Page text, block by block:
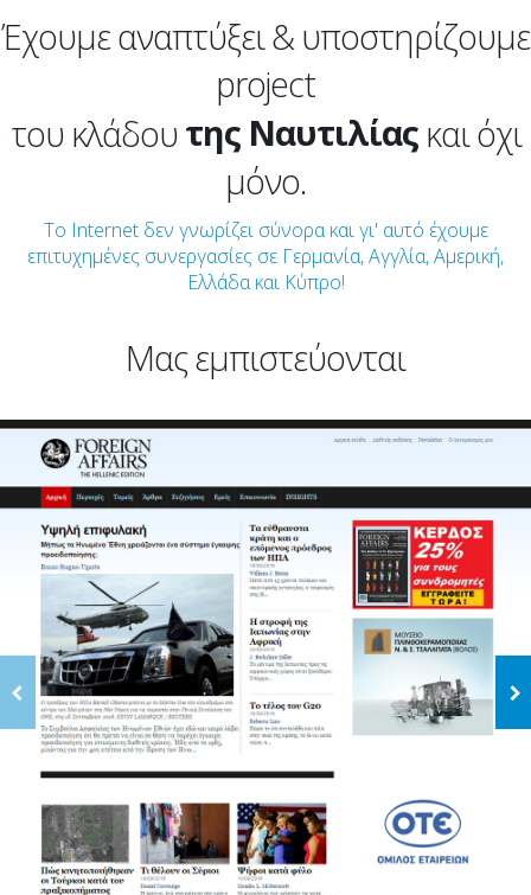
Έχουμε αναπτύξει & υποστηρίζουμε
project
του κλάδου
του Τουρισμού
της Ναυτιλίας
του Real Estate
της Ειδησεογραφίας
της Βιομηχανίας
του Τουρισμού
και όχι
μόνο.
To Internet δεν γνωρίζει σύνορα και γι' αυτό έχουμε
επιτυχημένες συνεργασίες σε Γερμανία, Αγγλία, Αμερική,
Ελλάδα και Κύπρο!
Μας εμπιστεύονται